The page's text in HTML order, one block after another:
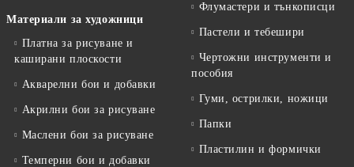
Материали за художници
Платна за рисуване и
каширани плоскости
Акварелни бои и добавки
Акрилни бои за рисуване
Маслени бои за рисуване
Темперни бои и добавки
Флумастери и тънкописци
Пастели и тебешири
Чертожни инструменти и
пособия
Гуми, острилки, ножици
Папки
Пластилин и формички